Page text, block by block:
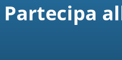
Partecipa